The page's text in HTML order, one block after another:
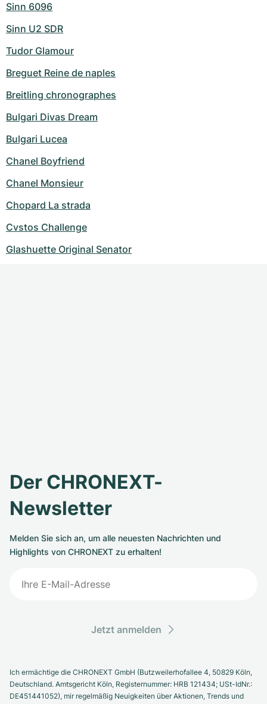
Sinn 6096
Sinn U2 SDR
Tudor Glamour
Breguet Reine de naples
Breitling chronographes
Bulgari Divas Dream
Bulgari Lucea
Chanel Boyfriend
Chanel Monsieur
Chopard La strada
Cvstos Challenge
Glashuette Original Senator
Der CHRONEXT-
Newsletter
Melden Sie sich an, um alle neuesten Nachrichten und
Highlights von CHRONEXT zu erhalten!
Jetzt anmelden
Ich ermächtige die CHRONEXT GmbH (Butzweilerhofallee 4, 50829 Köln,
Deutschland. Amtsgericht Köln, Registernummer: HRB 121434; USt-IdNr.:
DE451441052), mir regelmäßig Neuigkeiten über Aktionen, Trends und